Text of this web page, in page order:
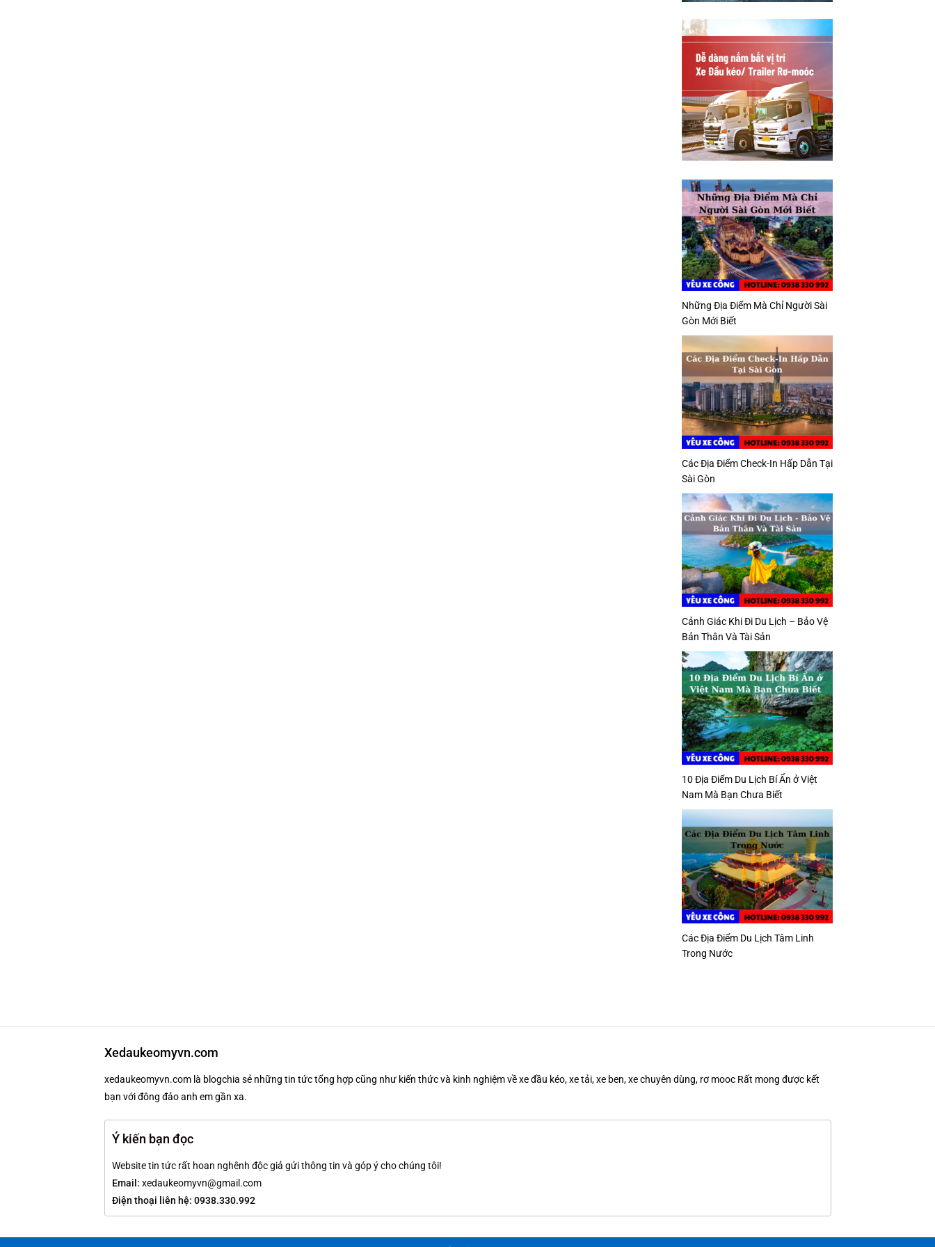
Những Địa Điểm Mà Chỉ Người Sài
Gòn Mới Biết
Các Địa Điểm Check-In Hấp Dẫn Tại
Sài Gòn
Cảnh Giác Khi Đi Du Lịch – Bảo Vệ
Bản Thân Và Tài Sản
10 Địa Điểm Du Lịch Bí Ẩn ở Việt
Nam Mà Bạn Chưa Biết
Các Địa Điểm Du Lịch Tâm Linh
Trong Nước
Xedaukeomyvn.com
xedaukeomyvn.com là blogchia sẻ những tin tức tổng hợp cũng như kiến thức và kinh nghiệm về xe đầu kéo, xe tải, xe ben, xe chuyên dùng, rơ mooc Rất mong được kết
bạn với đông đảo anh em gần xa.
Ý kiến bạn đọc
Website tin tức rất hoan nghênh độc giả gửi thông tin và góp ý cho chúng tôi!
Email: xedaukeomyvn@gmail.com
Điện thoại liên hệ: 0938.330.992